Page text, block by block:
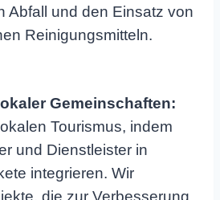
Abfall und den Einsatz von
Reinigungsmitteln.
Gemeinschaften:
Tourismus, indem
und Dienstleister in
integrieren. Wir